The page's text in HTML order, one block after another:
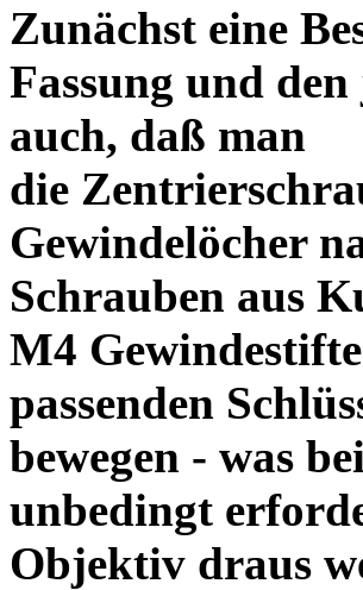
Zunächst eine
Fassung und
auch, daß man
die
Gewindelöcher
Schrauben aus
M4
passenden
bewegen - was
unbedingt
Objektiv